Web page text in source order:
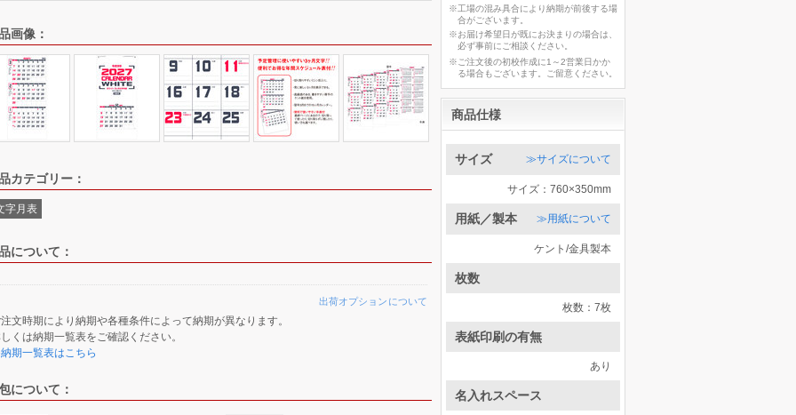
画像：
カテゴリー：
字月表
について：
出荷オプションについて
文時期により納期や各種条件によって納期が異なります。
くは納期一覧表をご確認ください。
期一覧表はこちら
について：
※工場の混み具合により納期が前後する場
合がございます。
※お届け希望日が既にお決まりの場合は、
必ず事前にご相談ください。
※ご注文後の初校作成に1～2営業日かか
る場合もございます。ご留意ください。
商品仕様
サイズ ≫サイズについて
サイズ：760×350mm
用紙／製本 ≫用紙について
ケント/金具製本
枚数
枚数：7枚
表紙印刷の有無
あり
名入れスペース